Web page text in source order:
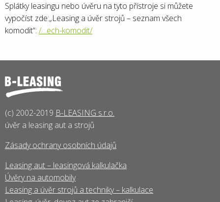
Splátky leasingu nebo úvěru na tyto přístroje si můžete
vypočíst zde:„Leasing a úvěr strojů – seznam všech
komodit“: /…ech-komodit/
(c) 2002-2019 B-LEASING s.r.o.
úvěr a leasing aut a strojů
Zásady ochrany osobních údajů
Leasing aut – leasingová kalkulačka
Úvěry na automobily
Leasing a úvěr strojů a techniky – kalkulace